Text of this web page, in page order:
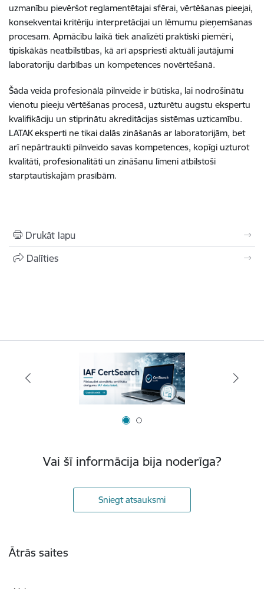
uzmanību pievēršot reglamentētajai sfērai, vērtēšanas pieejai,
konsekventai kritēriju interpretācijai un lēmumu pieņemšanas
procesam. Apmācību laikā tiek analizēti praktiski piemēri,
tipiskākās neatbilstības, kā arī apspriesti aktuāli jautājumi
laboratoriju darbības un kompetences novērtēšanā.
Šāda veida profesionālā pilnveide ir būtiska, lai nodrošinātu
vienotu pieeju vērtēšanas procesā, uzturētu augstu ekspertu
kvalifikāciju un stiprinātu akreditācijas sistēmas uzticamību.
LATAK eksperti ne tikai dalās zināšanās ar laboratorijām, bet
arī nepārtraukti pilnveido savas kompetences, kopīgi uzturot
kvalitāti, profesionalitāti un zināšanu līmeni atbilstoši
starptautiskajām prasībām.
Drukāt lapu
Dalīties
Vai šī informācija bija noderīga?
Sniegt atsauksmi
Ātrās saites